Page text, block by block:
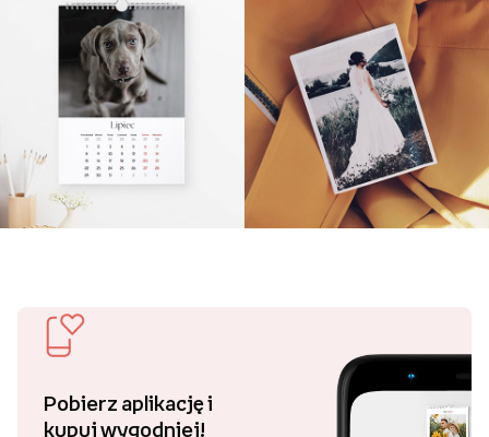
Pobierz aplikację i
kupuj wygodniej!